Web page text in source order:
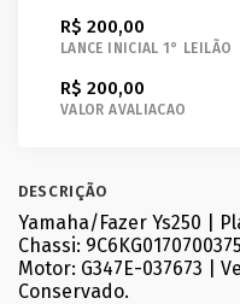
R$ 200,00
LANCE INICIAL 1° LEILÃO
R$ 200,00
VALOR AVALIACAO
DESCRIÇÃO
Yamaha/Fazer Ys250 |
Chassi:
Motor: G347E-037673 |
Conservado.